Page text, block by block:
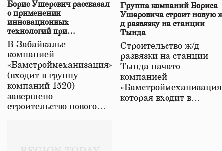
Борис Ушерович рассказал
о применении
инновационных
технологий при
строительстве нового моста
в Забайкалье
В Забайкалье
компанией
«Бамстроймеханизация»
(входит в группу
компаний 1520)
завершено
строительство нового…
Группа компаний Бориса
Ушеровича строит новую
д развязку на станции
Тында
Строительство ж/д
развязки на станции
Тында начато
компанией
которая входит в…